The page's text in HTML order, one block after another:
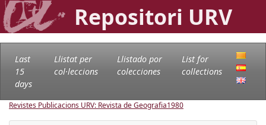
Repositori URV
Last
15
days
Llistat per
col·leccions
Llistado por
colecciones
List for
collections
Revistes Publicacions URV: Revista de Geografia1980